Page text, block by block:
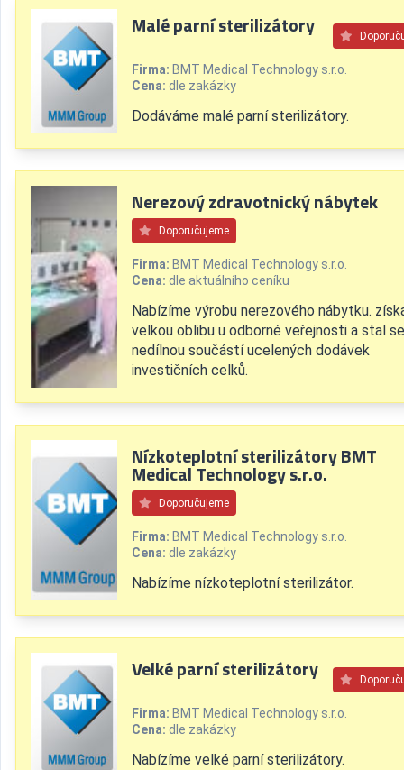
Malé parní sterilizátory
Firma: BMT Medical Technology s.r.o.
Cena: dle zakázky
Dodáváme malé parní sterilizátory.
Nerezový zdravotnický nábytek
Doporučujeme
Firma: BMT Medical Technology s.r.o.
Cena: dle aktuálního ceníku
Nabízíme výrobu nerezového nábytku.
velkou oblibu u odborné veřejnosti a stal se
nedílnou součástí ucelených dodávek
investičních celků.
Nízkoteplotní sterilizátory BMT
Medical Technology s.r.o.
Doporučujeme
Firma: BMT Medical Technology s.r.o.
Cena: dle zakázky
Nabízíme nízkoteplotní sterilizátor.
Velké parní sterilizátory
Firma: BMT Medical Technology s.r.o.
Cena: dle zakázky
Nabízíme velké parní sterilizátory.